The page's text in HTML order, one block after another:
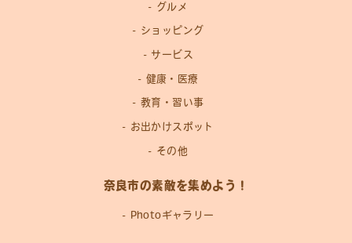
グルメ
ショッピング
サービス
健康・医療
教育・習い事
お出かけスポット
その他
奈良市の素敵を集めよう！
Photoギャラリー